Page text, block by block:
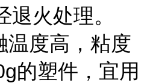
火处理。
高，粘度
的塑件，宜用